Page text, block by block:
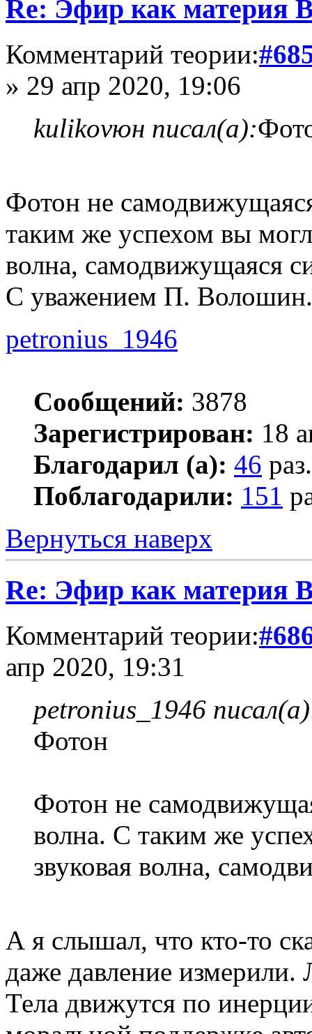
Re: Эфир как материя
Комментарий теории:
» 29 апр 2020, 19:06
kulikovюн писал(а):
Фотон не
таким же успехом вы
волна, самодвижущаяся
С уважением П. Волошин.
petronius_1946
Сообщений: 3878
Зарегистрирован: 18
Благодарил (а): 46 раз.
Поблагодарили: 151
Вернуться наверх
Re: Эфир как материя
Комментарий теории:
апр 2020, 19:31
petronius_1946
Фотон
Фотон не
волна. С таким же
звуковая волна,
А я слышал, что кто-то
даже давление
Тела движутся по